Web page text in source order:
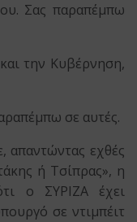
Σας παραπέμπω
την Κυβέρνηση,
σε αυτές.
απαντώντας εχθές
ή Τσίπρας», η
ο ΣΥΡΙΖΑ έχει
σε ντιμπέιτ